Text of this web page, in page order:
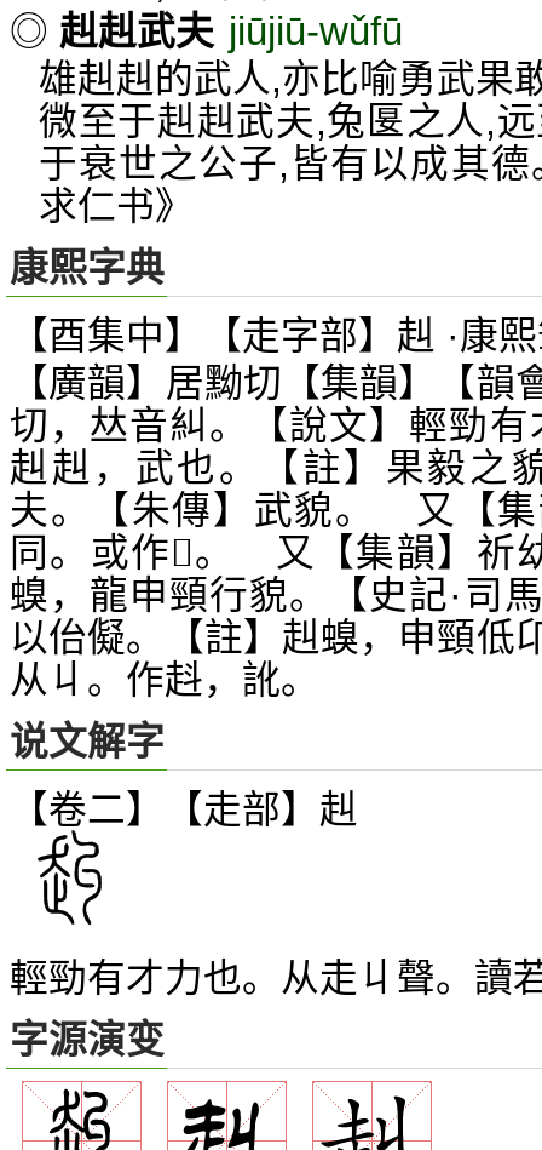
◎ 赳赳武夫 jiūjiū-wǔfū
雄赳赳的武人,亦比喻勇武果
微至于赳赳武夫,兔匽之人,
于衰世之公子,皆有以成其
求仁书》
康熙字典
【酉集中】【走字部】赳 ·康
【廣韻】居黝切【集韻】【
切， 𠀤音糾。【說文】輕勁
赳赳，武也。【註】果毅之
夫。【朱傳】武貌。 又【
同。或作𠡟。 又【集韻】祈
螑，龍申頸行貌。【史記·司
以佁儗。【註】赳螑，申頸
从丩。作﨣，訛。
说文解字
【卷二】【走部】 赳
輕勁有才力也。从走丩聲。讀
字源演变